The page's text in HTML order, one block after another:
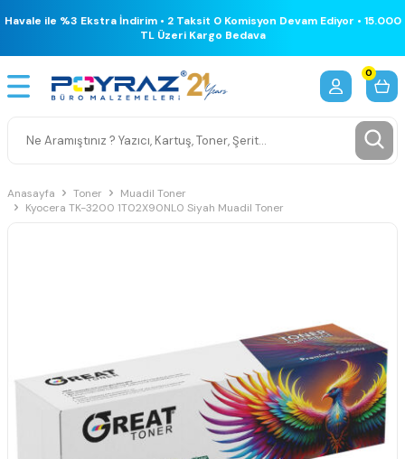
Havale ile %3 Ekstra İndirim • 2 Taksit 0 Komisyon Devam Ediyor • 15.000
TL Üzeri Kargo Bedava
0
Anasayfa Toner
Muadil Toner
Kyocera TK-3200 1T02X90NL0 Siyah Muadil Toner